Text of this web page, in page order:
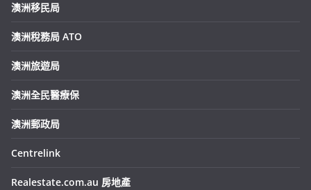
澳洲移民局
澳洲稅務局 ATO
澳洲旅遊局
澳洲全民醫療保
澳洲郵政局
Centrelink
Realestate.com.au 房地產